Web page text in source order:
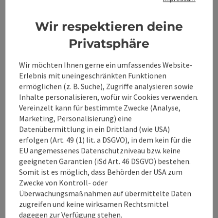
City Kino Steyr
Location
Räume der Präsentation!
Beitrag merken: Dominikanerhaus
Dominikanerhaus
Steyr
Location
Berückend Barock!
Wir respektieren deine
Privatsphäre
Wir möchten Ihnen gerne ein umfassendes Website-
Erlebnis mit uneingeschränkten Funktionen
ermöglichen (z. B. Suche), Zugriffe analysieren sowie
Inhalte personalisieren, wofür wir Cookies verwenden.
Vereinzelt kann für bestimmte Zwecke (Analyse,
Marketing, Personalisierung) eine
Datenübermittlung in ein Drittland (wie USA)
erfolgen (Art. 49 (1) lit. a DSGVO), in dem kein für die
EU angemessenes Datenschutzniveau bzw. keine
geeigneten Garantien (iSd Art. 46 DSGVO) bestehen.
Somit ist es möglich, dass Behörden der USA zum
Zwecke von Kontroll- oder
Überwachungsmaßnahmen auf übermittelte Daten
zugreifen und keine wirksamen Rechtsmittel
dagegen zur Verfügung stehen.